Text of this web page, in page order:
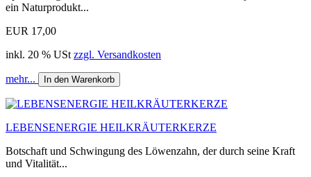
ein Naturprodukt...
EUR 17,00
inkl. 20 % USt zzgl. Versandkosten
mehr... In den Warenkorb
LEBENSENERGIE HEILKRÄUTERKERZE
Botschaft und Schwingung des Löwenzahn, der durch seine Kraft
und Vitalität...